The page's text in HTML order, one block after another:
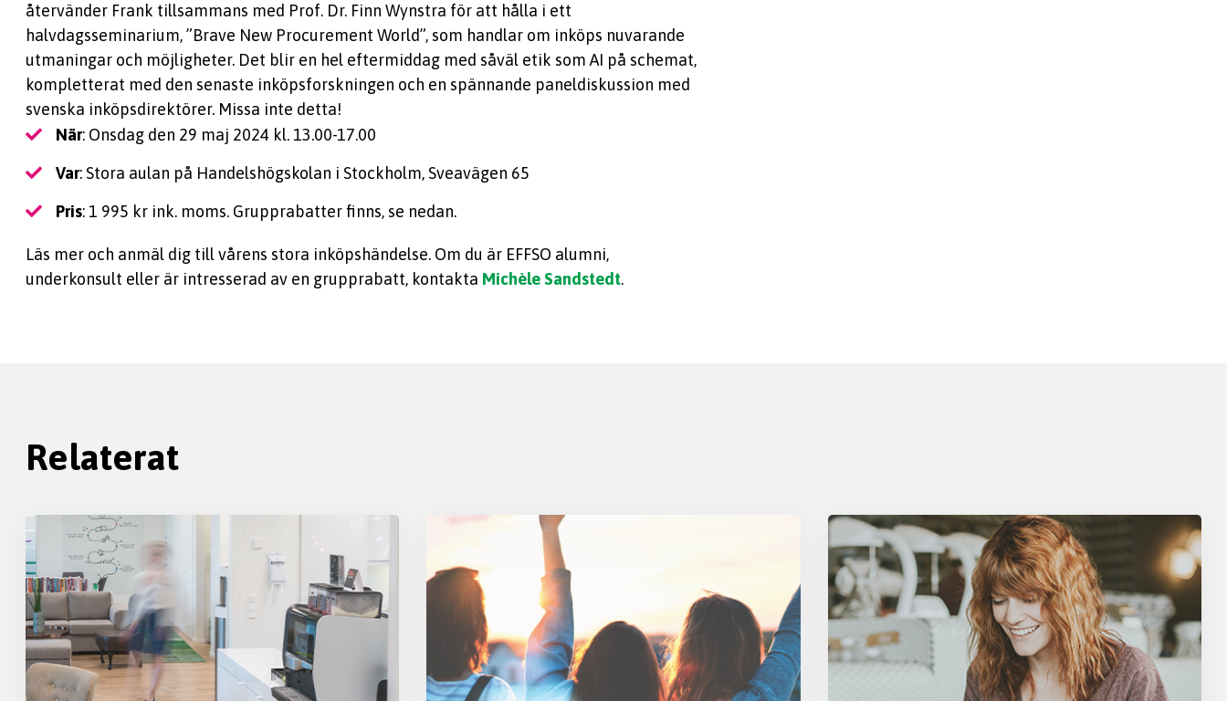
återvänder Frank tillsammans med Prof. Dr. Finn Wynstra för att hålla i ett
halvdagsseminarium, ”Brave New Procurement World”, som handlar om inköps nuvarande
utmaningar och möjligheter. Det blir en hel eftermiddag med såväl etik som AI på schemat,
kompletterat med den senaste inköpsforskningen och en spännande paneldiskussion med
svenska inköpsdirektörer. Missa inte detta!
När: Onsdag den 29 maj 2024 kl. 13.00-17.00
Var: Stora aulan på Handelshögskolan i Stockholm, Sveavägen 65
Pris: 1 995 kr ink. moms. Grupprabatter finns, se nedan.
Läs mer och anmäl dig till vårens stora inköpshändelse. Om du är EFFSO alumni,
underkonsult eller är intresserad av en grupprabatt, kontakta Michèle Sandstedt.
Relaterat